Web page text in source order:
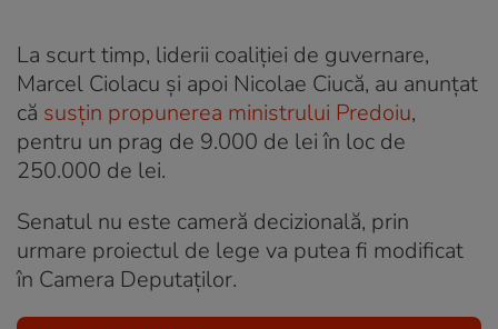
La scurt timp, liderii coaliției de guvernare,
Marcel Ciolacu și apoi Nicolae Ciucă, au anunțat
că susțin propunerea ministrului Predoiu,
pentru un prag de 9.000 de lei în loc de
250.000 de lei.
Senatul nu este cameră decizională, prin
urmare proiectul de lege va putea fi modificat
în Camera Deputaților.